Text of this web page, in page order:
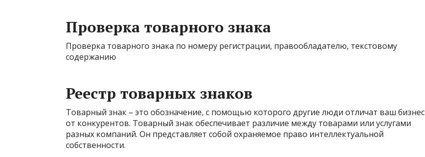
Проверка товарного знака
Проверка товарного знака по номеру регистрации, правообладателю, текстовому
содержанию
Реестр товарных знаков
Товарный знак – это обозначение, с помощью которого другие люди отличат ваш бизнес
от конкурентов. Товарный знак обеспечивает различие между товарами или услугами
разных компаний. Он представляет собой охраняемое право интеллектуальной
собственности.